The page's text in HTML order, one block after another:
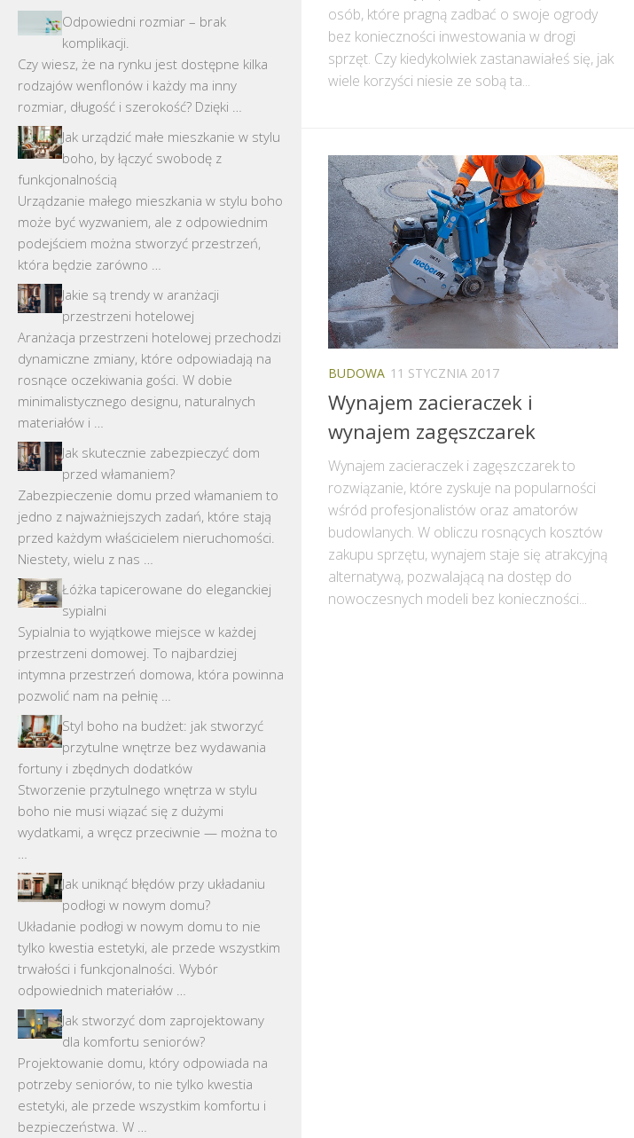
osób, które pragną zadbać o swoje ogrody
bez konieczności inwestowania w drogi
sprzęt. Czy kiedykolwiek zastanawiałeś się, jak
wiele korzyści niesie ze sobą ta...
BUDOWA 11 STYCZNIA 2017
Wynajem zacieraczek i
wynajem zagęszczarek
Wynajem zacieraczek i zagęszczarek to
rozwiązanie, które zyskuje na popularności
wśród profesjonalistów oraz amatorów
budowlanych. W obliczu rosnących kosztów
zakupu sprzętu, wynajem staje się atrakcyjną
alternatywą, pozwalającą na dostęp do
nowoczesnych modeli bez konieczności...
Odpowiedni rozmiar – brak
komplikacji.
Czy wiesz, że na rynku jest dostępne kilka
rodzajów wenflonów i każdy ma inny
rozmiar, długość i szerokość? Dzięki …
Jak urządzić małe mieszkanie w stylu
boho, by łączyć swobodę z
funkcjonalnością
Urządzanie małego mieszkania w stylu boho
może być wyzwaniem, ale z odpowiednim
podejściem można stworzyć przestrzeń,
która będzie zarówno …
Jakie są trendy w aranżacji
przestrzeni hotelowej
Aranżacja przestrzeni hotelowej przechodzi
dynamiczne zmiany, które odpowiadają na
rosnące oczekiwania gości. W dobie
minimalistycznego designu, naturalnych
materiałów i …
Jak skutecznie zabezpieczyć dom
przed włamaniem?
Zabezpieczenie domu przed włamaniem to
jedno z najważniejszych zadań, które stają
przed każdym właścicielem nieruchomości.
Niestety, wielu z nas …
Łóżka tapicerowane do eleganckiej
sypialni
Sypialnia to wyjątkowe miejsce w każdej
przestrzeni domowej. To najbardziej
intymna przestrzeń domowa, która powinna
pozwolić nam na pełnię …
Styl boho na budżet: jak stworzyć
przytulne wnętrze bez wydawania
fortuny i zbędnych dodatków
Stworzenie przytulnego wnętrza w stylu
boho nie musi wiązać się z dużymi
wydatkami, a wręcz przeciwnie — można to
Jak uniknąć błędów przy układaniu
podłogi w nowym domu?
Układanie podłogi w nowym domu to nie
tylko kwestia estetyki, ale przede wszystkim
trwałości i funkcjonalności. Wybór
odpowiednich materiałów …
Jak stworzyć dom zaprojektowany
dla komfortu seniorów?
Projektowanie domu, który odpowiada na
potrzeby seniorów, to nie tylko kwestia
estetyki, ale przede wszystkim komfortu i
bezpieczeństwa. W …